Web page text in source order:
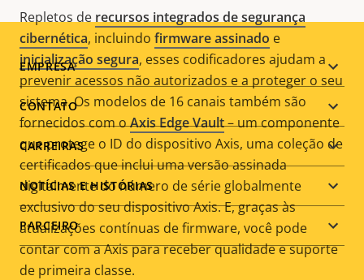
Repletos de recursos integrados de segurança
cibernética, incluindo firmware assinado e
inicialização segura, esses codificadores ajudam a
prevenir acessos não autorizados e a proteger o seu
sistema. Os modelos de 16 canais também são
fornecidos com oAxis Edge Vault– um componente
que protege o ID do dispositivo Axis, uma coleção de
certificados que inclui uma versão assinada
digitalmente do número de série globalmente
exclusivo do seu dispositivo Axis. E, graças às
atualizações contínuas de firmware, você pode
contar com a Axis para receber qualidade e suporte
de primeira classe.
Footer
menu
EMPRESA
CONTATO
CARREIRAS
NOTÍCIAS E HISTÓRIAS
PARCEIRO